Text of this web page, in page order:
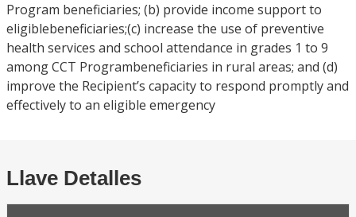
Program beneficiaries; (b) provide income support to
eligiblebeneficiaries;(c) increase the use of preventive
health services and school attendance in grades 1 to 9
among CCT Programbeneficiaries in rural areas; and (d)
improve the Recipient’s capacity to respond promptly and
effectively to an eligible emergency
Llave Detalles